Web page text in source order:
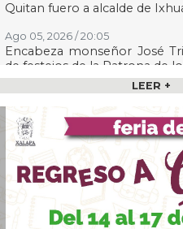
Quitan fuero a alcalde de
Ago 05, 2026 / 20:05
Encabeza monseñor José
de festejos de la Patrona de
Ago 05, 2026 / 19:46
Entrega DIF Municipal de
credenciales de discapacidad
En Rincón de la Marquesa
por representar riesgos; no
Ago 05, 2026 / 18:42
Alcalde de Úrsulo Galván,
LEER +